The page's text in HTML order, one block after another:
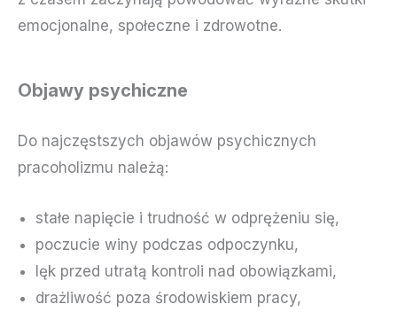
emocjonalne, społeczne i zdrowotne.
Objawy psychiczne
Do najczęstszych objawów psychicznych
pracoholizmu należą:
stałe napięcie i trudność w odprężeniu się,
poczucie winy podczas odpoczynku,
lęk przed utratą kontroli nad obowiązkami,
drażliwość poza środowiskiem pracy,